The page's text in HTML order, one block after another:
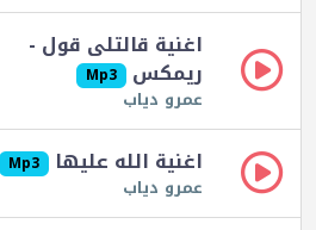
اغنية قالتلى قول -
ريمكس Mp3
عمرو دياب
اغنية الله عليها Mp3
عمرو دياب